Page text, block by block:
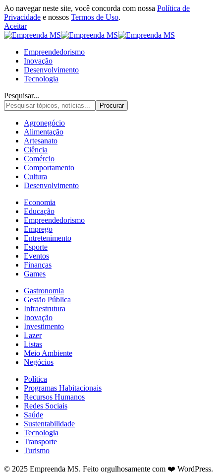
Ao navegar neste site, você concorda com nossa Política de
Privacidade e nossos Termos de Uso.
Aceitar
Empreendedorismo
Inovação
Desenvolvimento
Tecnologia
Pesquisar...
Agronegócio
Alimentação
Artesanato
Ciência
Comércio
Comportamento
Cultura
Desenvolvimento
Economia
Educação
Empreendedorismo
Emprego
Entretenimento
Esporte
Eventos
Finanças
Games
Gastronomia
Gestão Pública
Infraestrutura
Inovação
Investimento
Lazer
Listas
Meio Ambiente
Negócios
Política
Programas Habitacionais
Recursos Humanos
Redes Sociais
Saúde
Sustentabilidade
Tecnologia
Transporte
Turismo
© 2025 Empreenda MS. Feito orgulhosamente com ❤️ WordPress.